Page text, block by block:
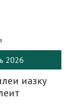
2026
иазку